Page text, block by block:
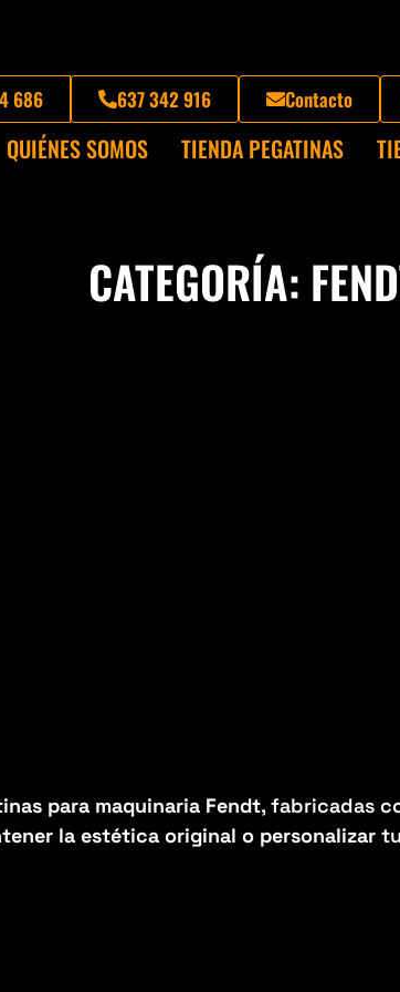
686 637 342 916 Contacto
QUIÉNES SOMOS TIENDA PEGATINAS
CATEGORÍA:
para maquinaria Fendt, fabricadas
la estética original o personalizar